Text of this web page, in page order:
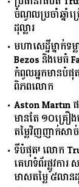
ចំណូលប្រចាំឆ្នាំច្
ដុល្លារ
មហាសេដ្ឋីម្នាក់ទ
Bezos និងមេធំ
កំពូលអ្នកមានបំ
ពិភពលោក
Aston Martin
មានតែ ១០គ្រ
តម្លៃវិញញាក់សា
ទីបំផុត! លោក
គេហទំព័រផ្លូវការ
មាសតម្លៃ ៥លានដុ